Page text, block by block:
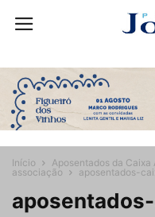
Início
Aposentados da
associação
aposentados-